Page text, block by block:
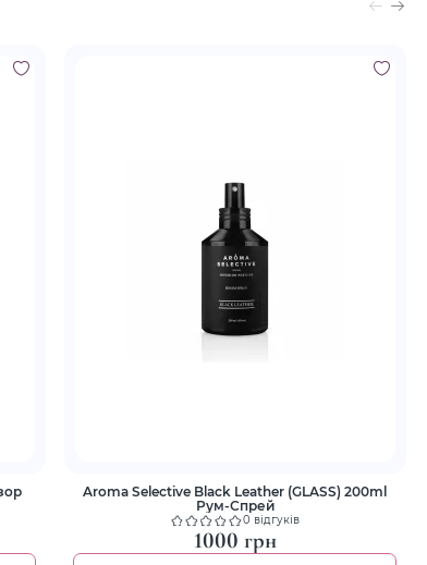
Aroma Selective Black Leather (GLASS) 200ml
Рум-Спрей
0 відгуків
1000 грн